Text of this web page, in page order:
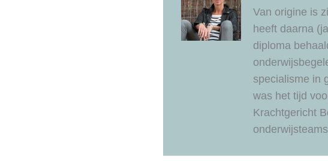
Van origine is
heeft daarna
diploma
specialisme in
was het tijd
Krachtgericht